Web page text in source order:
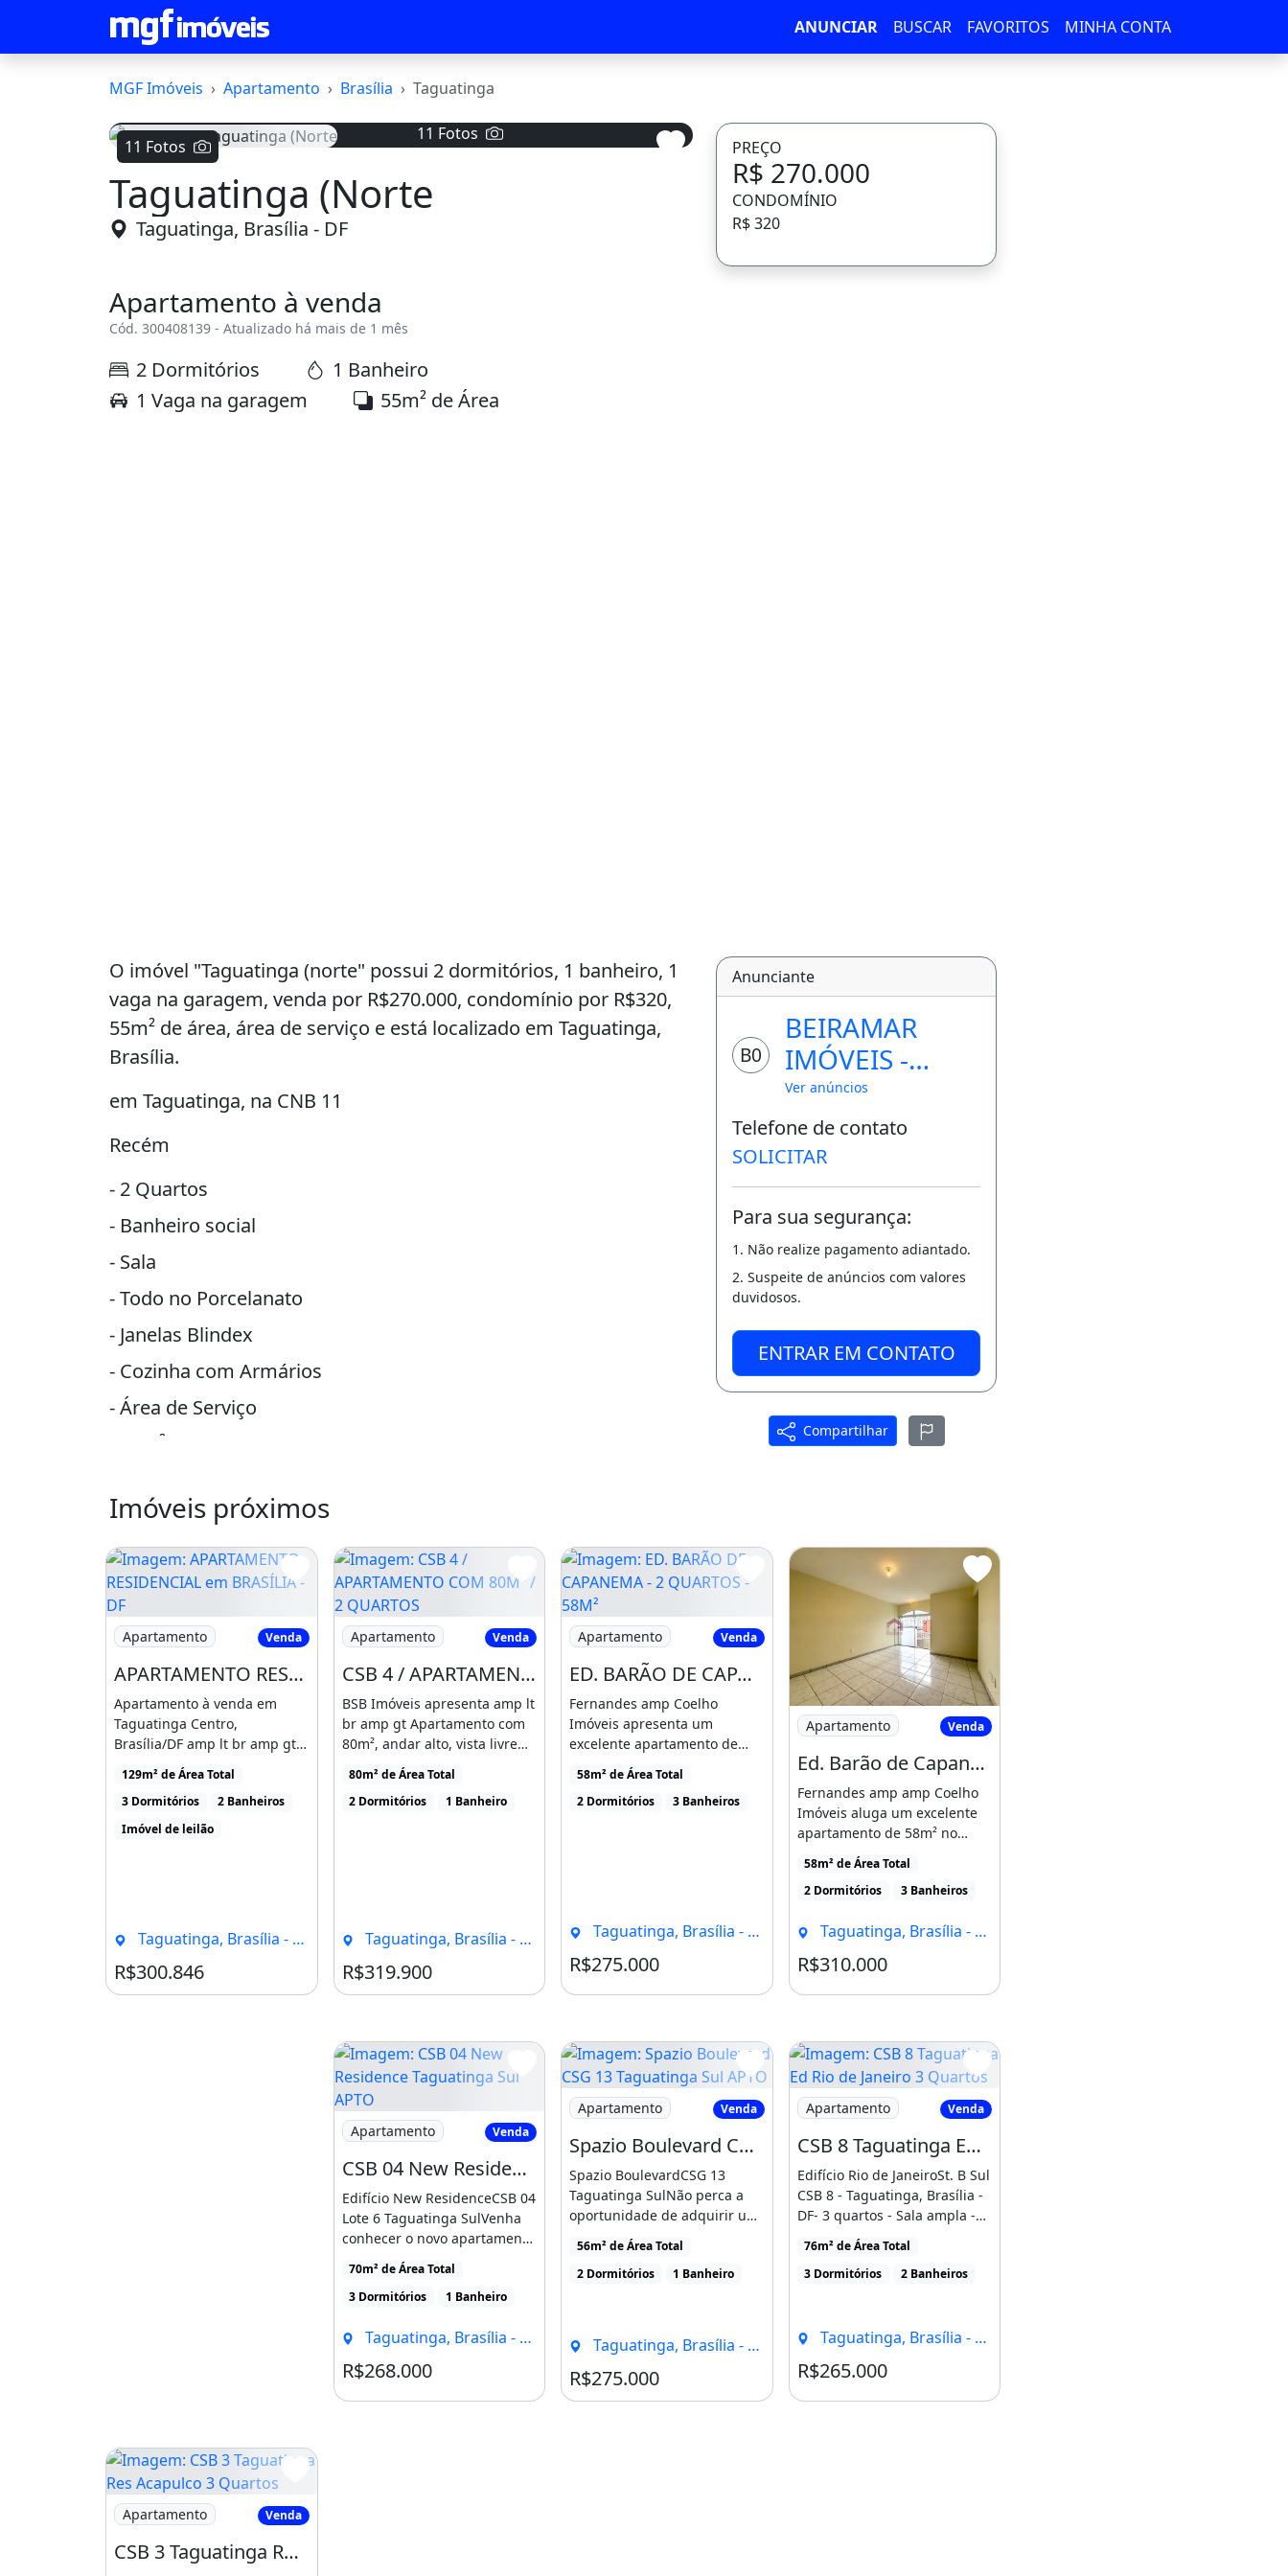
ANUNCIAR BUSCAR FAVORITOS MINHA CONTA
MGF Imóveis Apartamento Brasília Taguatinga
11 Fotos
11 Fotos
Taguatinga (Norte
Taguatinga, Brasília - DF
Apartamento à venda
Cód. 300408139 - Atualizado há mais de 1 mês
2 Dormitórios
1 Banheiro
1 Vaga na garagem
55m² de Área
PREÇO
R$ 270.000
CONDOMÍNIO
R$ 320
O imóvel "Taguatinga (norte" possui 2 dormitórios, 1 banheiro, 1
vaga na garagem, venda por R$270.000, condomínio por R$320,
55m² de área, área de serviço e está localizado em Taguatinga,
Brasília.
em Taguatinga, na CNB 11
Recém
- 2 Quartos
- Banheiro social
- Sala
- Todo no Porcelanato
- Janelas Blindex
- Cozinha com Armários
- Área de Serviço
- 55m²
Localização Privilegiada
- Perto de Variados Comércios
- Academias, Mercados, Escolas, Faculdades, Farmacias, Bancos
entre outros.
Aceita Financiamento e FGTS
Não Aceita Permuta
Há mais de 41 anos atuando no mercado imobiliário do Distrito
Federal, a Beiramar já ajudou mais de 150 mil pessoas a
encontrarem seu lar.
Anunciante
B0
BEIRAMAR
IMÓVEIS -
09486-J-DF
Ver anúncios
Telefone de contato
SOLICITAR
Para sua segurança:
1. Não realize pagamento adiantado.
2. Suspeite de anúncios com valores
duvidosos.
ENTRAR EM CONTATO
Compartilhar
Imóveis próximos
Imagem: APARTAMENTO RESIDENCIAL em BRASÍLIA - DF
Apartamento Venda
APARTAMENTO RESIDENCIAL em BRASÍLIA - DF, TAGUATINGA CENTRO (TAGUATINGA
Apartamento à venda em
Taguatinga Centro,
Brasília/DF amp lt br amp gt
amp lt br amp gt Quadra C5,
[...]
129m² de Área Total
3 Dormitórios
2 Banheiros
Imóvel de leilão
Taguatinga, Brasília - DF
R$300.846
Imagem: CSB 4 / APARTAMENTO COM 80M² / 2 QUARTOS
Apartamento Venda
CSB 4 / APARTAMENTO COM 80M² / 2 QUARTOS /REFORMADO/VISTA LIVRE/ACEITA FINANCIAMENTO
BSB Imóveis apresenta amp lt
br amp gt Apartamento com
80m², andar alto, vista livre
definitiva, [...]
80m² de Área Total
2 Dormitórios
1 Banheiro
Taguatinga, Brasília - DF
R$319.900
Imagem: ED. BARÃO DE CAPANEMA - 2 QUARTOS - 58M²
Apartamento Venda
ED. BARÃO DE CAPANEMA - 2 QUARTOS - 58M² - GARAGEM COBERTA - TAGUATINGA SUL
Fernandes amp Coelho
Imóveis apresenta um
excelente apartamento de
58m² no Edifício Barão de
Capanema, [...]
58m² de Área Total
2 Dormitórios
3 Banheiros
Taguatinga, Brasília - DF
R$275.000 Condomínio R$670
Imagem: Ed. Barão de Capanema - 2 Quartos - 58M²
Apartamento Venda
Ed. Barão de Capanema - 2 Quartos - 58M² - Garagem Coberta - Taguatinga Sul
Fernandes amp amp Coelho
Imóveis aluga um excelente
apartamento de 58m² no
Edifício Barão de Capanema,
[...]
58m² de Área Total
2 Dormitórios
3 Banheiros
Taguatinga, Brasília - DF
R$310.000
Imagem: CSB 04 New Residence Taguatinga Sul APTO
Apartamento Venda
CSB 04 New Residence Taguatinga Sul APTO 3 Quartos 1 Semi Suíte 70m² Armários
Edifício New ResidenceCSB 04
Lote 6 Taguatinga SulVenha
conhecer o novo apartamento
reformado no Edifício [...]
70m² de Área Total
3 Dormitórios
1 Banheiro
Taguatinga, Brasília - DF
R$268.000 Condomínio R$793
Imagem: Spazio Boulevard CSG 13 Taguatinga Sul APTO
Apartamento Venda
Spazio Boulevard CSG 13 Taguatinga Sul APTO 2 Quartos 1 Vaga 44m² Movéis
Spazio BoulevardCSG 13
Taguatinga SulNão perca a
oportunidade de adquirir um
belo apartamento no Spazio
[...]
56m² de Área Total
2 Dormitórios
1 Banheiro
Taguatinga, Brasília - DF
R$275.000
Imagem: CSB 8 Taguatinga Ed Rio de Janeiro 3 Quartos
Apartamento Venda
CSB 8 Taguatinga Ed Rio de Janeiro 3 Quartos 1 Vaga 64m² Varanda Armários
Edifício Rio de JaneiroSt. B Sul
CSB 8 - Taguatinga, Brasília -
DF- 3 quartos - Sala ampla -
Varanda [...]
76m² de Área Total
3 Dormitórios
2 Banheiros
Taguatinga, Brasília - DF
R$265.000
Imagem: CSB 3 Taguatinga Res Acapulco 3 Quartos
Apartamento Venda
CSB 3 Taguatinga Res Acapulco 3 Quartos 1 Vaga 72m² Cozinha Planejado Armários